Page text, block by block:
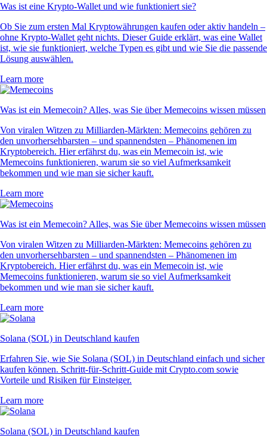
Was ist eine Krypto-Wallet und wie funktioniert sie?
Ob Sie zum ersten Mal Kryptowährungen kaufen oder aktiv handeln –
ohne Krypto-Wallet geht nichts. Dieser Guide erklärt, was eine Wallet
ist, wie sie funktioniert, welche Typen es gibt und wie Sie die passende
Lösung auswählen.
Learn more
Was ist ein Memecoin? Alles, was Sie über Memecoins wissen müssen
Von viralen Witzen zu Milliarden-Märkten: Memecoins gehören zu
den unvorhersehbarsten – und spannendsten – Phänomenen im
Kryptobereich. Hier erfährst du, was ein Memecoin ist, wie
Memecoins funktionieren, warum sie so viel Aufmerksamkeit
bekommen und wie man sie sicher kauft.
Learn more
Was ist ein Memecoin? Alles, was Sie über Memecoins wissen müssen
Von viralen Witzen zu Milliarden-Märkten: Memecoins gehören zu
den unvorhersehbarsten – und spannendsten – Phänomenen im
Kryptobereich. Hier erfährst du, was ein Memecoin ist, wie
Memecoins funktionieren, warum sie so viel Aufmerksamkeit
bekommen und wie man sie sicher kauft.
Learn more
Solana (SOL) in Deutschland kaufen
Erfahren Sie, wie Sie Solana (SOL) in Deutschland einfach und sicher
kaufen können. Schritt-für-Schritt-Guide mit Crypto.com sowie
Vorteile und Risiken für Einsteiger.
Learn more
Solana (SOL) in Deutschland kaufen